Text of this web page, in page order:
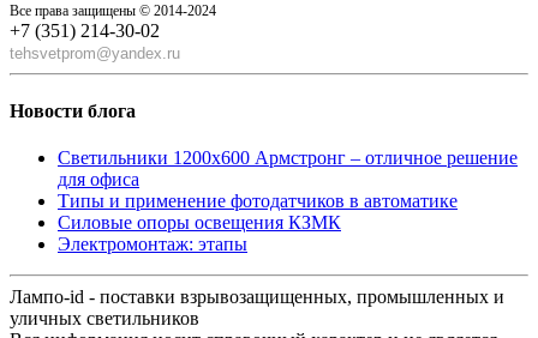
Все права защищены © 2014-2024
+7 (351) 214-30-02
tehsvetprom@yandex.ru
Новости блога
Светильники 1200x600 Армстронг – отличное решение
для офиса
Типы и применение фотодатчиков в автоматике
Силовые опоры освещения КЗМК
Электромонтаж: этапы
Лампо-id - поставки взрывозащищенных, промышленных и
уличных светильников